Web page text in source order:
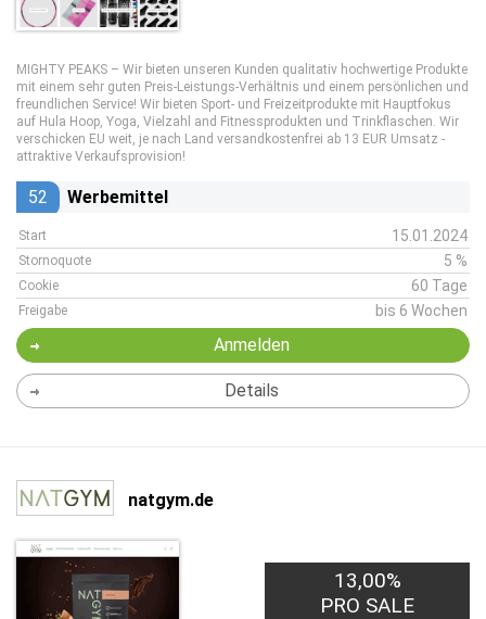
MIGHTY PEAKS – Wir bieten unseren Kunden qualitativ hochwertige Produkte
mit einem sehr guten Preis-Leistungs-Verhältnis und einem persönlichen und
freundlichen Service! Wir bieten Sport- und Freizeitprodukte mit Hauptfokus
auf Hula Hoop, Yoga, Vielzahl and Fitnessprodukten und Trinkflaschen. Wir
verschicken EU weit, je nach Land versandkostenfrei ab 13 EUR Umsatz -
attraktive Verkaufsprovision!
52 Werbemittel
Start 15.01.2024
Stornoquote 5 %
Cookie 60 Tage
Freigabe bis 6 Wochen
Anmelden
Details
natgym.de
13,00%
PRO SALE